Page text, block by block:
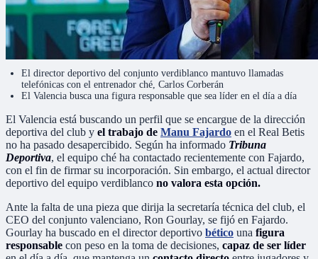
El director deportivo del conjunto verdiblanco mantuvo llamadas
telefónicas con el entrenador ché, Carlos Corberán
El Valencia busca una figura responsable que sea líder en el día a día
El Valencia está buscando un perfil que se encargue de la dirección
deportiva del club y el trabajo de Manu Fajardo en el Real Betis
no ha pasado desapercibido. Según ha informado Tribuna
Deportiva, el equipo ché ha contactado recientemente con Fajardo,
con el fin de firmar su incorporación. Sin embargo, el actual director
deportivo del equipo verdiblanco no valora esta opción.
Ante la falta de una pieza que dirija la secretaría técnica del club, el
CEO del conjunto valenciano, Ron Gourlay, se fijó en Fajardo.
Gourlay ha buscado en el director deportivo bético una figura
responsable con peso en la toma de decisiones, capaz de ser líder